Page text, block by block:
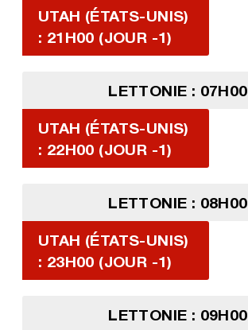
UTAH (ÉTATS-UNIS)
: 21H00 (JOUR -1)
LETTONIE : 07H00
UTAH (ÉTATS-UNIS)
: 22H00 (JOUR -1)
LETTONIE : 08H00
UTAH (ÉTATS-UNIS)
: 23H00 (JOUR -1)
LETTONIE : 09H00